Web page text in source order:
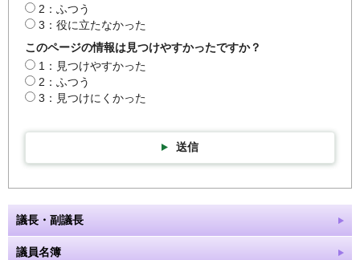
2：ふつう
3：役に立たなかった
このページの情報は見つけやすかったですか？
1：見つけやすかった
2：ふつう
3：見つけにくかった
送信
議長・副議長
議員名簿